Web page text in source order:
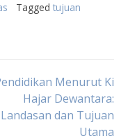
Tagged tujuan
Menurut Ki
Hajar Dewantara:
Landasan dan Tujuan
Utama